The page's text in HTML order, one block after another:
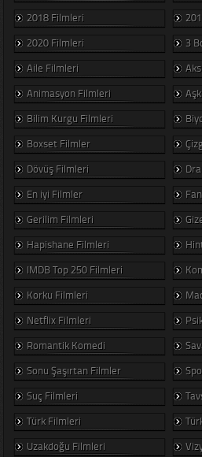
2018 Filmleri
2020 Filmleri
3
Aile Filmleri
Animasyon Filmleri
Bilim Kurgu Filmleri
Boxset Filmler
Dövüş Filmleri
En iyi Filmler
Gerilim Filmleri
Hapishane Filmleri
IMDB Top 250 Filmleri
Korku Filmleri
Netflix Filmleri
Romantik Komedi
Sonu Şaşırtan Filmler
Suç Filmleri
Türk Filmleri
Uzakdoğu Filmleri